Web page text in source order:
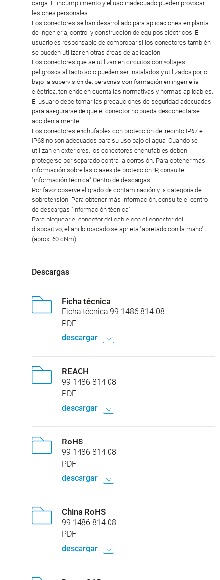
carga. El incumplimiento y el uso inadecuado pueden provocar
lesiones personales.
Los conectores se han desarrollado para aplicaciones en planta
de ingeniería, control y construcción de equipos eléctricos. El
usuario es responsable de comprobar si los conectores también
se pueden utilizar en otras áreas de aplicación.
Los conectores que se utilizan en circuitos con voltajes
peligrosos al tacto sólo pueden ser instalados y utilizados por, o
bajo la supervisión de, personas con formación en ingeniería
eléctrica, teniendo en cuenta las normativas y normas aplicables.
El usuario debe tomar las precauciones de seguridad adecuadas
para asegurarse de que el conector no pueda desconectarse
accidentalmente.
Los conectores enchufables con protección del recinto IP67 e
IP68 no son adecuados para su uso bajo el agua. Cuando se
utilizan en exteriores, los conectores enchufables deben
protegerse por separado contra la corrosión. Para obtener más
información sobre las clases de protección IP, consulte
"información técnica" Centro de descargas
Por favor observe el grado de contaminación y la categoría de
sobretensión. Para obtener más información, consulte el centro
de descargas "información técnica"
Para bloquear el conector del cable con el conector del
dispositivo, el anillo roscado se aprieta "apretado con la mano"
(aprox. 60 cNm).
Descargas
Ficha técnica
Ficha técnica 99 1486 814 08
PDF
descargar
REACH
99 1486 814 08
PDF
descargar
RoHS
99 1486 814 08
PDF
descargar
China RoHS
99 1486 814 08
PDF
descargar